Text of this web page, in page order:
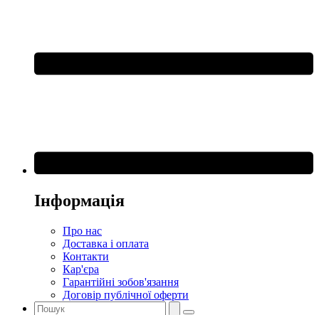
Інформація
Про нас
Доставка і оплата
Контакти
Кар'єра
Гарантійні зобов'язання
Договір публічної оферти